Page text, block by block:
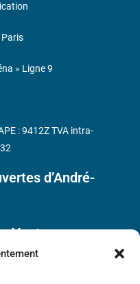
d’André-
Vente
» Ligne 9
: 9412Z TVA intra-